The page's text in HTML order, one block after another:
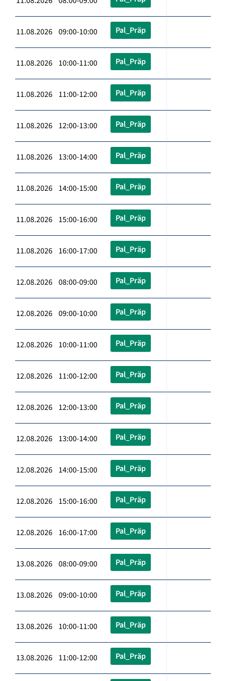
11.08.2026 09:00-10:00 Pal_Präp
11.08.2026 10:00-11:00 Pal_Präp
11.08.2026 11:00-12:00 Pal_Präp
11.08.2026 12:00-13:00 Pal_Präp
11.08.2026 13:00-14:00 Pal_Präp
11.08.2026 14:00-15:00 Pal_Präp
11.08.2026 15:00-16:00 Pal_Präp
11.08.2026 16:00-17:00 Pal_Präp
12.08.2026 08:00-09:00 Pal_Präp
12.08.2026 09:00-10:00 Pal_Präp
12.08.2026 10:00-11:00 Pal_Präp
12.08.2026 11:00-12:00 Pal_Präp
12.08.2026 12:00-13:00 Pal_Präp
12.08.2026 13:00-14:00 Pal_Präp
12.08.2026 14:00-15:00 Pal_Präp
12.08.2026 15:00-16:00 Pal_Präp
12.08.2026 16:00-17:00 Pal_Präp
13.08.2026 08:00-09:00 Pal_Präp
13.08.2026 09:00-10:00 Pal_Präp
13.08.2026 10:00-11:00 Pal_Präp
13.08.2026 11:00-12:00 Pal_Präp